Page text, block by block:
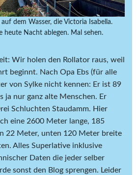
dem Wasser, die Victoria Isabella.
heute Nacht ablegen. Mal sehen.
Wir holen den Rollator raus, weil
beginnt. Nach Opa Ebs (für alle
von Sylke nicht kennen: Er ist 89
ja nur ganz alte Menschen. Er
Schluchten Staudamm. Hier
eine 2600 Meter lange, 185
22 Meter, unten 120 Meter breite
Alles Superlative inklusive
Daten die jeder selber
sonst den Blog sprengen. Leider